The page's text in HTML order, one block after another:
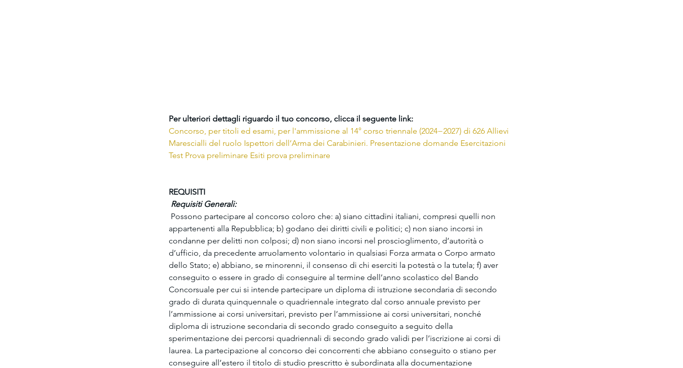
Per ulteriori dettagli riguardo il tuo concorso, clicca il seguente link:
Concorso, per titoli ed esami, per l'ammissione al 14° corso triennale (2024−2027) di 626 Allievi
Marescialli del ruolo Ispettori dell’Arma dei Carabinieri. Presentazione domande Esercitazioni
Test Prova preliminare Esiti prova preliminare
REQUISITI
Requisiti Generali:
Possono partecipare al concorso coloro che: a) siano cittadini italiani, compresi quelli non
appartenenti alla Repubblica; b) godano dei diritti civili e politici; c) non siano incorsi in
condanne per delitti non colposi; d) non siano incorsi nel proscioglimento, d’autorità o
d’ufficio, da precedente arruolamento volontario in qualsiasi Forza armata o Corpo armato
dello Stato; e) abbiano, se minorenni, il consenso di chi eserciti la potestà o la tutela; f) aver
conseguito o essere in grado di conseguire al termine dell’anno scolastico del Bando
Concorsuale per cui si intende partecipare un diploma di istruzione secondaria di secondo
grado di durata quinquennale o quadriennale integrato dal corso annuale previsto per
l’ammissione ai corsi universitari, previsto per l’ammissione ai corsi universitari, nonché
diploma di istruzione secondaria di secondo grado conseguito a seguito della
sperimentazione dei percorsi quadriennali di secondo grado validi per l’iscrizione ai corsi di
laurea. La partecipazione al concorso dei concorrenti che abbiano conseguito o stiano per
conseguire all’estero il titolo di studio prescritto è subordinata alla documentazione